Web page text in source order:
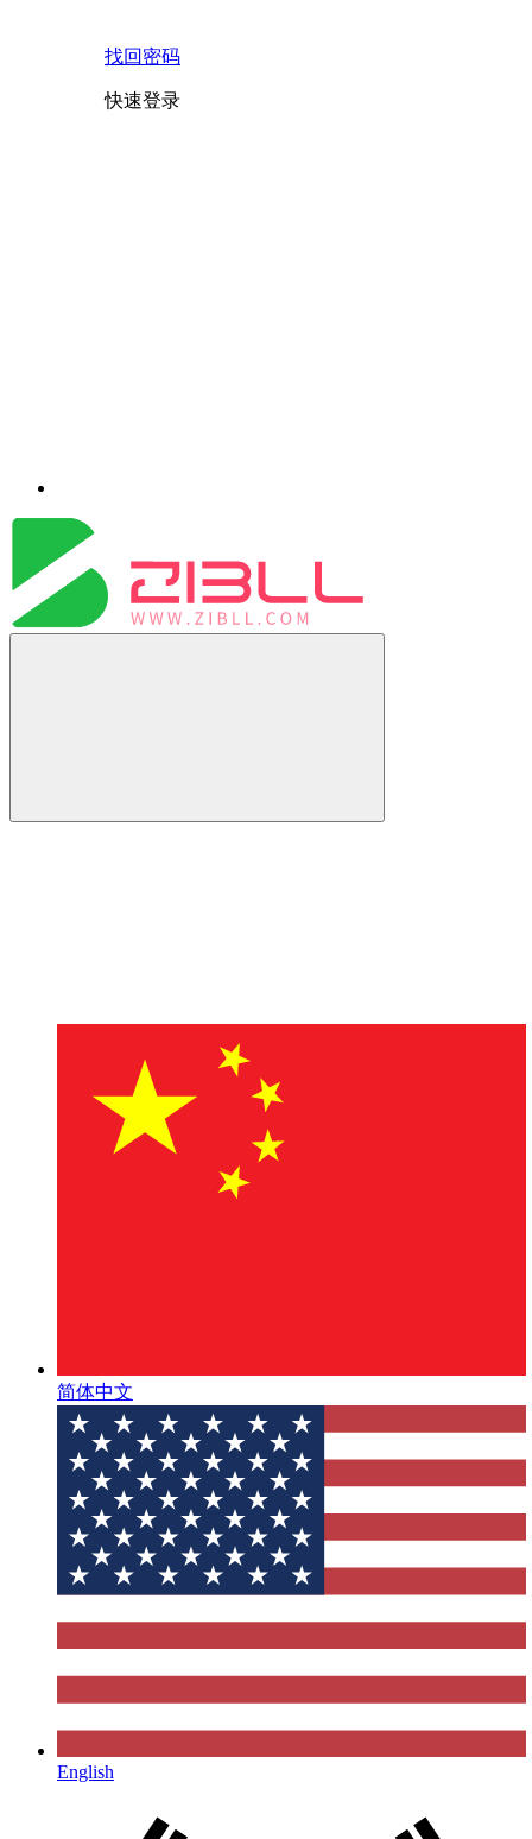
找回密码
快速登录
简体中文
English